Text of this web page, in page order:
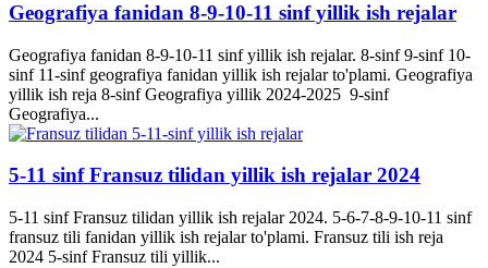
Geografiya fanidan 8-9-10-11 sinf yillik ish rejalar
Geografiya fanidan 8-9-10-11 sinf yillik ish rejalar. 8-sinf 9-sinf 10-
sinf 11-sinf geografiya fanidan yillik ish rejalar to'plami. Geografiya
yillik ish reja 8-sinf Geografiya yillik 2024-2025 9-sinf
Geografiya...
5-11 sinf Fransuz tilidan yillik ish rejalar 2024
5-11 sinf Fransuz tilidan yillik ish rejalar 2024. 5-6-7-8-9-10-11 sinf
fransuz tili fanidan yillik ish rejalar to'plami. Fransuz tili ish reja
2024 5-sinf Fransuz tili yillik...